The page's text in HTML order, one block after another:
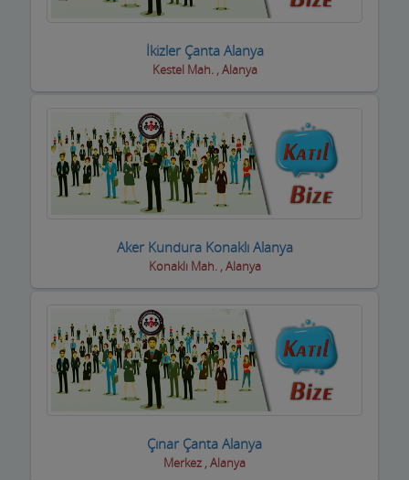
İkizler Çanta Alanya
Kestel Mah. , Alanya
Aker Kundura Konaklı Alanya
Konaklı Mah. , Alanya
Çınar Çanta Alanya
Merkez , Alanya